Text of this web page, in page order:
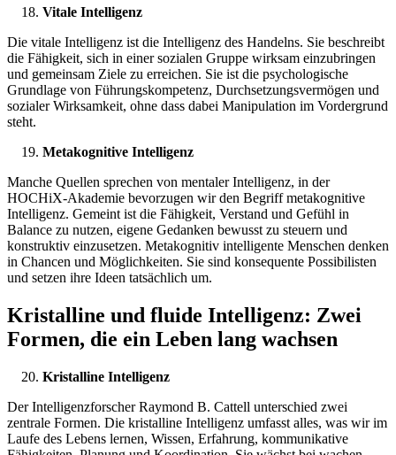
Vitale Intelligenz
Die vitale Intelligenz ist die Intelligenz des Handelns. Sie beschreibt
die Fähigkeit, sich in einer sozialen Gruppe wirksam einzubringen
und gemeinsam Ziele zu erreichen. Sie ist die psychologische
Grundlage von Führungskompetenz, Durchsetzungsvermögen und
sozialer Wirksamkeit, ohne dass dabei Manipulation im Vordergrund
steht.
Metakognitive Intelligenz
Manche Quellen sprechen von mentaler Intelligenz, in der
HOCHiX-Akademie bevorzugen wir den Begriff metakognitive
Intelligenz. Gemeint ist die Fähigkeit, Verstand und Gefühl in
Balance zu nutzen, eigene Gedanken bewusst zu steuern und
konstruktiv einzusetzen. Metakognitiv intelligente Menschen denken
in Chancen und Möglichkeiten. Sie sind konsequente Possibilisten
und setzen ihre Ideen tatsächlich um.
Kristalline und fluide Intelligenz: Zwei
Formen, die ein Leben lang wachsen
Kristalline Intelligenz
Der Intelligenzforscher Raymond B. Cattell unterschied zwei
zentrale Formen. Die kristalline Intelligenz umfasst alles, was wir im
Laufe des Lebens lernen, Wissen, Erfahrung, kommunikative